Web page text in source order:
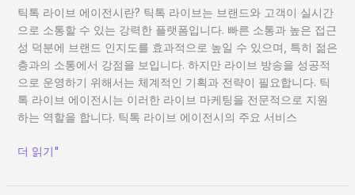
|
서
든
SP
정
보
총
리
틱톡 라이브 에이전시란? 틱톡 라이브는 브랜드와 고객이 실시간
으로 소통할 수 있는 강력한 플랫폼입니다. 빠른 소통과 높은 접근
성 덕분에 브랜드 인지도를 효과적으로 높일 수 있으며, 특히 젊은
층과의 소통에서 강점을 보입니다. 하지만 라이브 방송을 성공적
으로 운영하기 위해서는 체계적인 기획과 전략이 필요합니다. 틱
톡 라이브 에이전시는 이러한 라이브 마케팅을 전문적으로 지원
하는 역할을 합니다. 틱톡 라이브 에이전시의 주요 서비스
에
이
전
시
의
역
할
궁
더 읽기"